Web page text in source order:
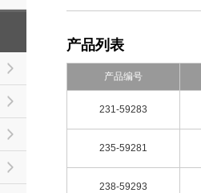
产品列表
产品编号
231-59283
235-59281
238-59293